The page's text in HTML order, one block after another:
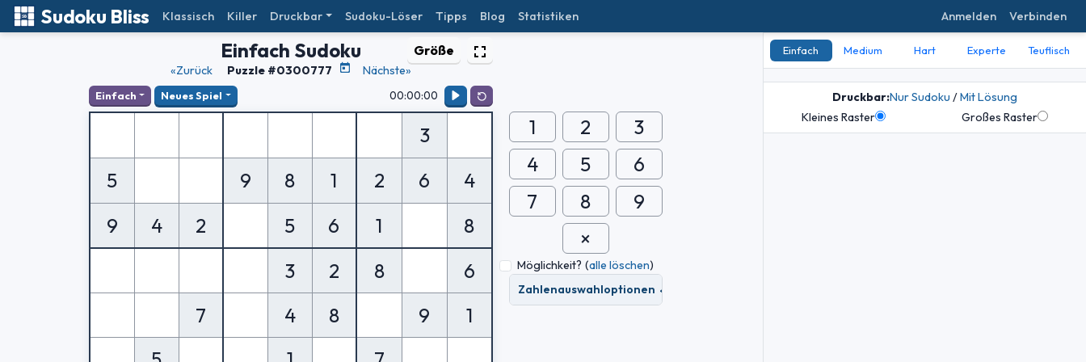
Sudoku Bliss Klassisch Killer Druckbar Sudoku-Löser Tipps Blog Statistiken Anmelden Verbinden
Einfach Sudoku Größe
«Zurück Puzzle #0300777 Nächste»
Einfach Neues Spiel 00:00:00
3
5
9 8 1 2 6
4
9
4 2 5 6 1
8
3
2 8
6
7
4 8 9
1
1 2
3
4
5
6
7
8 9
Möglichkeit? (alle löschen)
Zahlenauswahloptionen
Einfach Medium Hart Experte Teuflisch
Druckbar:Nur Sudoku /Mit Lösung
Kleines Raster
Großes Raster